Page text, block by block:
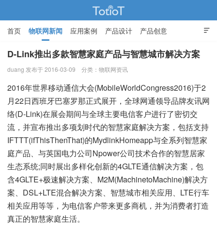

首页 物联网新闻 应用案例 产品设计 产品创意
智能家居
D-Link推出多款智慧家庭产品与智慧城市解决方案
duang 发布于 2016-03-09 分类： 物联网资讯
2016年世界移动通信大会(MobileWorldCongress2016)于2
月22日西班牙巴塞罗那正式展开，全球网通领导品牌友讯网
络(D-Link)在展会期间与全球主要电信客户进行了密切交
流，并宣布推出多项划时代的智慧家庭解决方案，包括支持
IFTTT(ifThisThenThat)的MydlinkHomeapp与全系列智慧家
庭产品、与英国电力公司Npower公司技术合作的智慧居家
生态系统;同时展出多样化创新的4GLTE通信解决方案，包
含4GLTE+极速解决方案、M2M(MachinetoMachine)解决方
案、DSL+LTE混合解决方案、智慧城市相关应用、LTE行车
相关应用等等，为电信客户带来更多商机，并为消费者打造
真正的智慧家庭生活。